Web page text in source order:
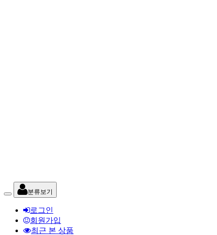
분류보기
로그인
회원가입
최근 본 상품